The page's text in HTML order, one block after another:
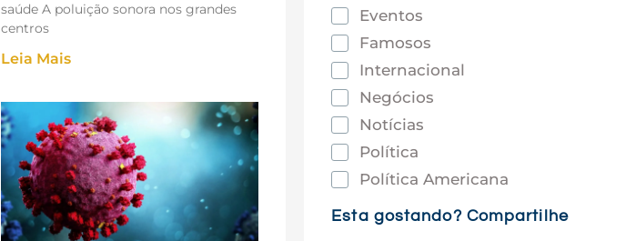
saúde A poluição sonora nos grandes
centros
Leia Mais
Eventos
Famosos
Internacional
Negócios
Notícias
Política
Política Americana
Saúde
Esta gostando? Compartilhe